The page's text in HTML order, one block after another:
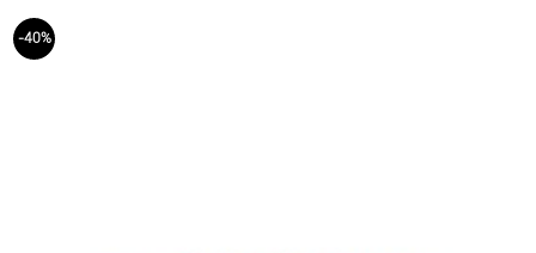
-40%